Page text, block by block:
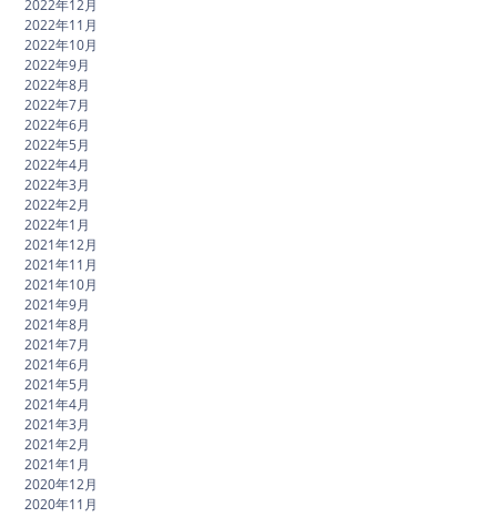
2022年12月
2022年11月
2022年10月
2022年9月
2022年8月
2022年7月
2022年6月
2022年5月
2022年4月
2022年3月
2022年2月
2022年1月
2021年12月
2021年11月
2021年10月
2021年9月
2021年8月
2021年7月
2021年6月
2021年5月
2021年4月
2021年3月
2021年2月
2021年1月
2020年12月
2020年11月